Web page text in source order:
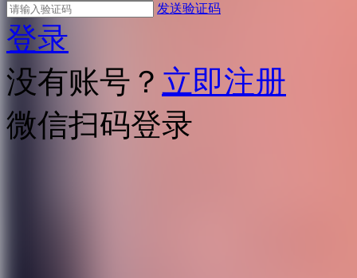
发送验证码
登录
没有账号？ 立即注册
微信扫码登录